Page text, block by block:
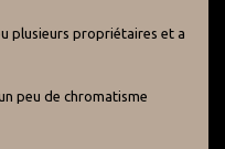
plusieurs propriétaires et a
peu de chromatisme